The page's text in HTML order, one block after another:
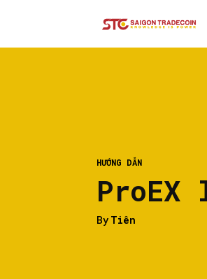
HƯỚNG DẪN
By Tiên